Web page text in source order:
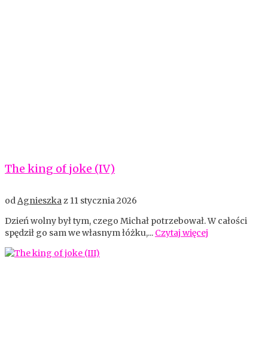
The king of joke (IV)
odAgnieszkaz 11 stycznia 2026
Dzień wolny był tym, czego Michał potrzebował. W całości
spędził go sam we własnym łóżku,... Czytaj więcej